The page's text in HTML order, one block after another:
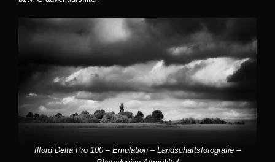
Ilford Delta Pro 100 – Emulation – Landschaftsfotografie –